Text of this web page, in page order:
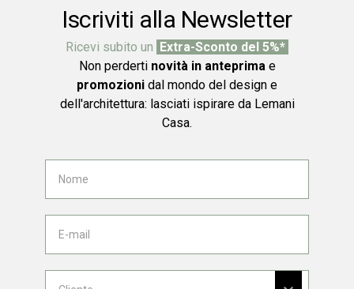
Iscriviti alla Newsletter
Ricevi subito un Extra-Sconto del 5%*
Non perderti novità in anteprimae
promozioni dal mondo del design e
dell'architettura: lasciati ispirare da Lemani
Casa.